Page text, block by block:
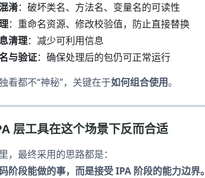
淆：破坏类名、方法名、变量名的可读性
：重命名资源、修改校验值，防止直接替换
清理：减少可利用信息
与验证：确保处理后的包仍可正常运行
看都不“神秘”，关键在于如何组合使用。
层工具在这个场景下反而合适
，最终采用的思路都是：
阶段能做的事，而是接受 IPA 阶段的能力边界。